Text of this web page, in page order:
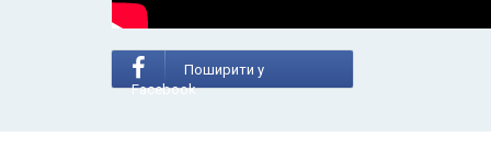
Поширити у
Facebook